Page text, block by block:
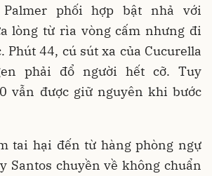
phối hợp bật nhả với
lòng từ rìa vòng cấm nhưng đi
Phút 44, cú sút xa của Cucurella
phải đổ người hết cỡ. Tuy
vẫn được giữ nguyên khi bước
tai hại đến từ hàng phòng ngự
Santos chuyền về không chuẩn